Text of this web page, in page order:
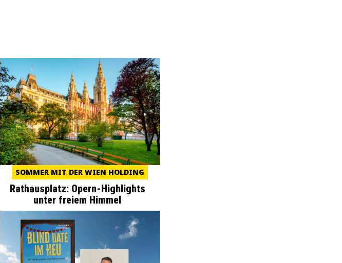
SOMMER MIT DER WIEN HOLDING
Rathausplatz: Opern-Highlights
unter freiem Himmel